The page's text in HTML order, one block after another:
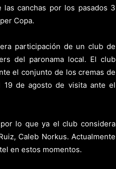
canchas por los pasados 3
Copa.
participación de un club de
del paronama local. El club
el conjunto de los cremas de
19 de agosto de visita ante el
lo que ya el club considera
Caleb Norkus. Actualmente
en estos momentos.